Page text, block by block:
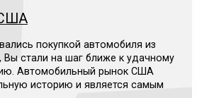
покупкой автомобиля из
стали на шаг ближе к удачному
Автомобильный рынок США
историю и является самым